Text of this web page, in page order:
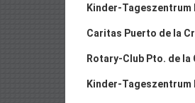
Kinder-Tageszentrum
Caritas Puerto de la
Rotary-Club Pto. de la
Kinder-Tageszentrum